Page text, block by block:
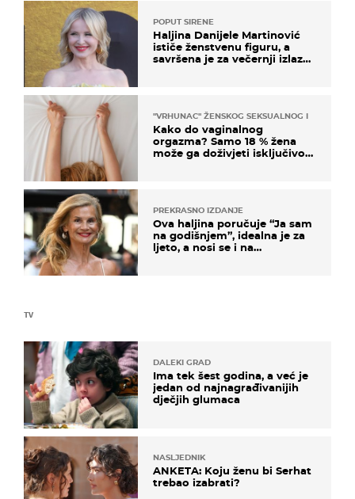
TV
DALEKI GRAD
Ima tek šest godina, a već je
jedan od najnagrađivanijih
dječjih glumaca
NASLJEDNIK
ANKETA: Koju ženu bi Serhat
trebao izabrati?
POPUT SIRENE
Haljina Danijele Martinović
ističe ženstvenu figuru, a
savršena je za večernji izlazak
"VRHUNAC" ŽENSKOG SEKSUALNOG ISKUSTVA
Kako do vaginalnog
orgazma? Samo 18 % žena
može ga doživjeti isključivo
PREKRASNO IZDANJE
Ova haljina poručuje “Ja sam
na godišnjem”, idealna je za
ljeto, a nosi se i na